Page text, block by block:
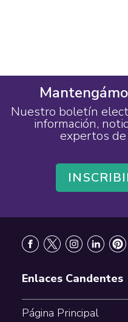
Nuestro boletín
información,
expertos
Enlaces Candentes
Página Principal